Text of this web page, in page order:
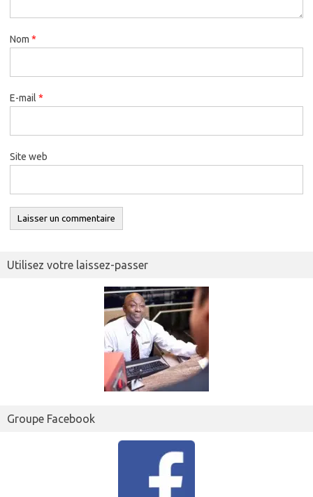
Nom *
E-mail *
Site web
Utilisez votre laissez-passer
Groupe Facebook